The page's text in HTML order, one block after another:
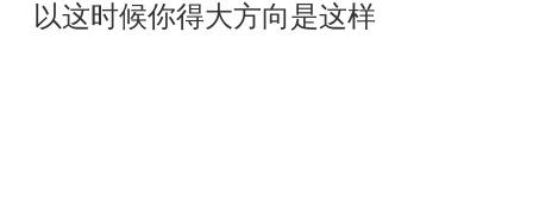
以这时候你得大方向是这样